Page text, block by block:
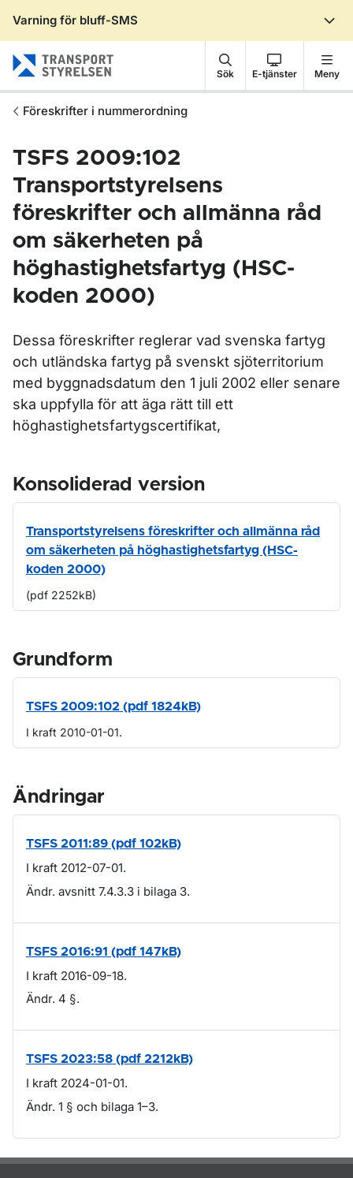
Varning för bluff-SMS
Sök E-tjänster Meny
Föreskrifter i nummerordning
TSFS 2009:102
Transportstyrelsens
föreskrifter och allmänna råd
om säkerheten på
höghastighetsfartyg (HSC-
koden 2000)
Dessa föreskrifter reglerar vad svenska fartyg
och utländska fartyg på svenskt sjöterritorium
med byggnadsdatum den 1 juli 2002 eller senare
ska uppfylla för att äga rätt till ett
höghastighetsfartygscertifikat,
Konsoliderad version
Transportstyrelsens föreskrifter och allmänna råd
om säkerheten på höghastighetsfartyg (HSC-
koden 2000)
(pdf 2252kB)
Grundform
TSFS 2009:102 (pdf 1824kB)
I kraft 2010-01-01.
Ändringar
TSFS 2011:89 (pdf 102kB)
I kraft 2012-07-01.
Ändr. avsnitt 7.4.3.3 i bilaga 3.
TSFS 2016:91 (pdf 147kB)
I kraft 2016-09-18.
Ändr. 4 §.
TSFS 2023:58 (pdf 2212kB)
I kraft 2024-01-01.
Ändr. 1 § och bilaga 1–3.
Om sidan